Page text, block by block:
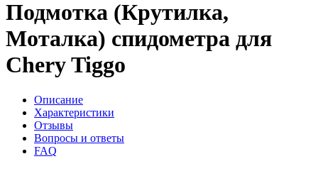
Подмотка (Крутилка,
Моталка) спидометра для
Chery Tiggo
Описание
Характеристики
Отзывы
Вопросы и ответы
FAQ